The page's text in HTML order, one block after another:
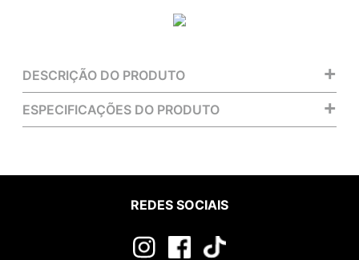
DESCRIÇÃO DO PRODUTO +
ESPECIFICAÇÕES DO PRODUTO +
REDES SOCIAIS